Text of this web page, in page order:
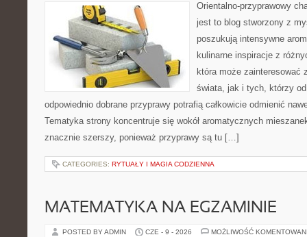
Orientalno-przyprawowy
jest to blog stworzony z
poszukują intensywne
kulinarne inspiracje z
która może zainteresować
świata, jak i tych, którzy
odpowiednio dobrane przyprawy potrafią całkowicie odmienić
Tematyka strony koncentruje się wokół aromatycznych
znacznie szerszy, ponieważ przyprawy są tu […]
CATEGORIES: RYTUAŁY I MAGIA CODZIENNA
MATEMATYKA NA EGZAMINIE
POSTED BY ADMIN CZE - 9 - 2026 MOŻLIWOŚĆ